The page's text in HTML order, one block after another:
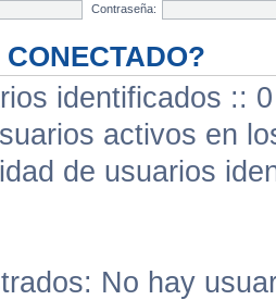
Contraseña:
identificados ::
activos en
de usuarios
No hay